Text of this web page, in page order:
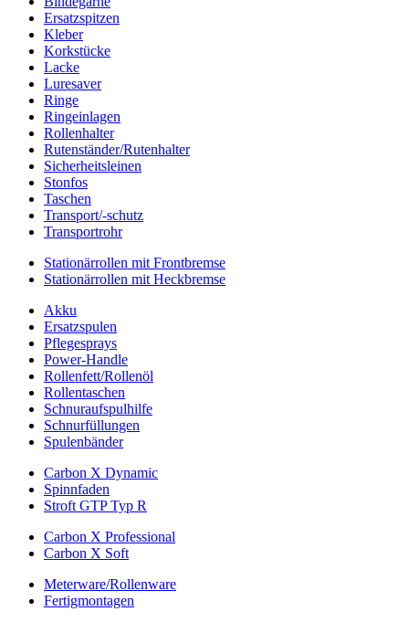
Ersatzspitzen
Kleber
Korkstücke
Lacke
Luresaver
Ringe
Ringeinlagen
Rollenhalter
Rutenständer/Rutenhalter
Sicherheitsleinen
Stonfos
Taschen
Transport/-schutz
Transportrohr
Stationärrollen mit Frontbremse
Stationärrollen mit Heckbremse
Akku
Ersatzspulen
Pflegesprays
Power-Handle
Rollenfett/Rollenöl
Rollentaschen
Schnuraufspulhilfe
Schnurfüllungen
Spulenbänder
Carbon X Dynamic
Spinnfaden
Stroft GTP Typ R
Carbon X Professional
Carbon X Soft
Meterware/Rollenware
Fertigmontagen